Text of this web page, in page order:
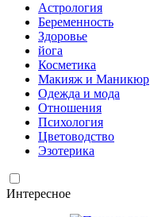
Астрология
Беременность
Здоровье
йога
Косметика
Макияж и Маникюр
Одежда и мода
Отношения
Психология
Цветоводство
Эзотерика
Интересное